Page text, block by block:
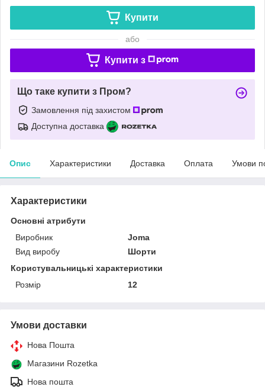
Купити
або
Купити з
Що таке купити з Пром?
Замовлення під захистом
Доступна доставка
Опис Характеристики Доставка Оплата Умови
Характеристики
Основні атрибути
Виробник
Joma
Вид виробу
Шорти
Користувальницькі характеристики
Розмір
12
Умови доставки
Нова Пошта
Магазини Rozetka
Нова пошта